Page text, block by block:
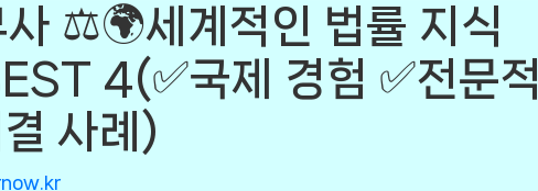
⚖️🌍세계적인 법률 지식
4(✅국제 경험 ✅전문적
사례)